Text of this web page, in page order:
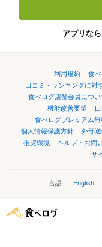
アプリな
利用規約 食
口コミ・ランキングに対
食べログ店舗会員につい
機能改善要望
食べログプレミアム
個人情報保護方針
外部送
推奨環境
ヘルプ・お問
サ
言語： English